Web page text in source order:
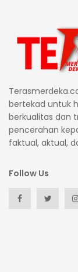
bertekad untuk
berkualitas dan
pencerahan
faktual, aktual,
Follow Us